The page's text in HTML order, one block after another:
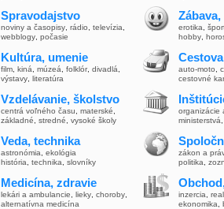
Spravodajstvo
noviny a časopisy rádio televízia
webblogy počasie
Kultúra, umenie
film kiná múzeá folklór, divadlá
výstavy literatúra
Vzdelávanie, školstvo
centrá voľného času materské
základné
stredné vysoké školy
Veda, technika
astronómia
ekológia
história
technika slovníky
Medicína, zdravie
lekári a ambulancie lieky choroby
alternatívna medicína
erotika
hobby
auto-moto
cestovné
organizácie
ministerstvá
zákon a
politika
inzercia
ekonomika